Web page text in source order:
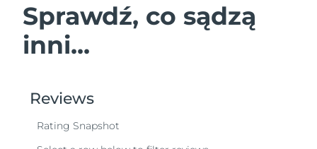
Sprawdź, co sądzą
inni...